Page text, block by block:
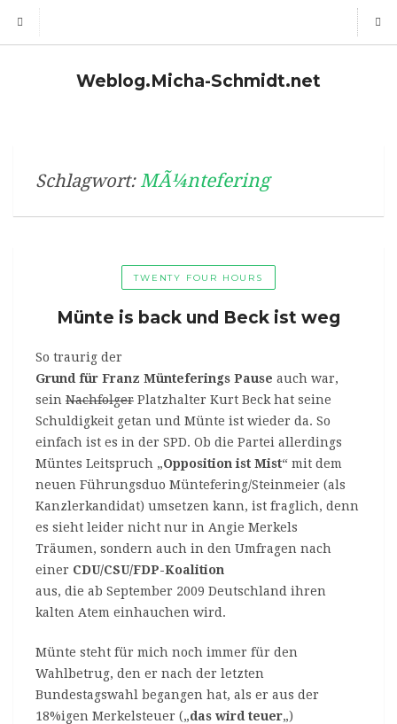
Weblog.Micha-Schmidt.net
Schlagwort: MÃ¼ntefering
TWENTY FOUR HOURS
Münte is back und Beck ist weg
So traurig der
Grund für Franz Münteferings Pause auch war,
sein Nachfolger Platzhalter Kurt Beck hat seine
Schuldigkeit getan und Münte ist wieder da. So
einfach ist es in der SPD. Ob die Partei allerdings
Müntes Leitspruch „Opposition ist Mist“ mit dem
neuen Führungsduo Müntefering/Steinmeier (als
Kanzlerkandidat) umsetzen kann, ist fraglich, denn
es sieht leider nicht nur in Angie Merkels
Träumen, sondern auch in den Umfragen nach
einer CDU/CSU/FDP-Koalition
aus, die ab September 2009 Deutschland ihren
kalten Atem einhauchen wird.
Münte steht für mich noch immer für den
Wahlbetrug, den er nach der letzten
Bundestagswahl begangen hat, als er aus der
18%igen Merkelsteuer („das wird teuer„)